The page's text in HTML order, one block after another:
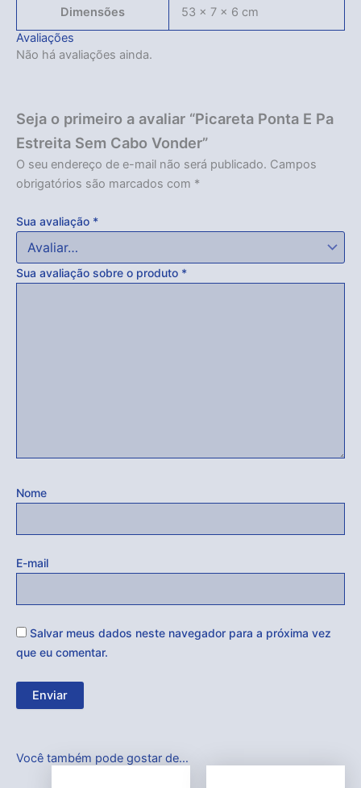
Dimensões
53 × 7 × 6 cm
Avaliações
Não há avaliações ainda.
Seja o primeiro a avaliar “Picareta Ponta E Pa
Estreita Sem Cabo Vonder”
O seu endereço de e-mail não será publicado. Campos
obrigatórios são marcados com *
Sua avaliação *
Sua avaliação sobre o produto *
Nome
E-mail
Salvar meus dados neste navegador para a próxima vez
que eu comentar.
Você também pode gostar de…